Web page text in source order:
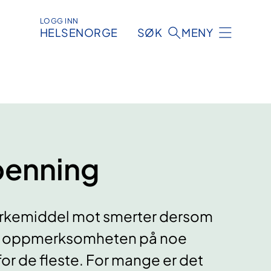
LOGG INN
HELSENORGE SØK MENY
mot smerter dersom
på noe
de fleste. For mange er det